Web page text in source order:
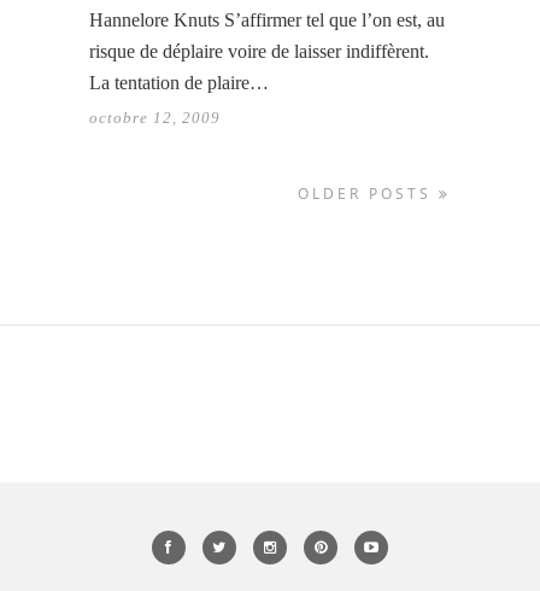
Hannelore Knuts S’affirmer tel que l’on est, au
risque de déplaire voire de laisser indiffèrent.
La tentation de plaire…
octobre 12, 2009
OLDER POSTS